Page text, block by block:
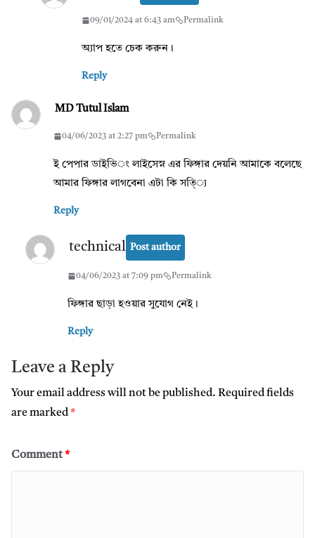
09/01/2024 at 6:43 am Permalink
অ্যাপ হতে চেক করুন।
Reply
MD Tutul Islam
04/06/2023 at 2:27 pm Permalink
ই পেপার ডাইভি‌‌‌ং লাইসেস্ন এর ফিঙ্গার দেয়নি আমাকে বলেছে
আমার ফিঙ্গার লাগবেনা এটা কি সতি্্য
Reply
technical Post author
04/06/2023 at 7:09 pm Permalink
ফিঙ্গার ছাড়া হওয়ার সুযোগ নেই।
Reply
Leave a Reply
Your email address will not be published. Required fields
are marked*
Comment*